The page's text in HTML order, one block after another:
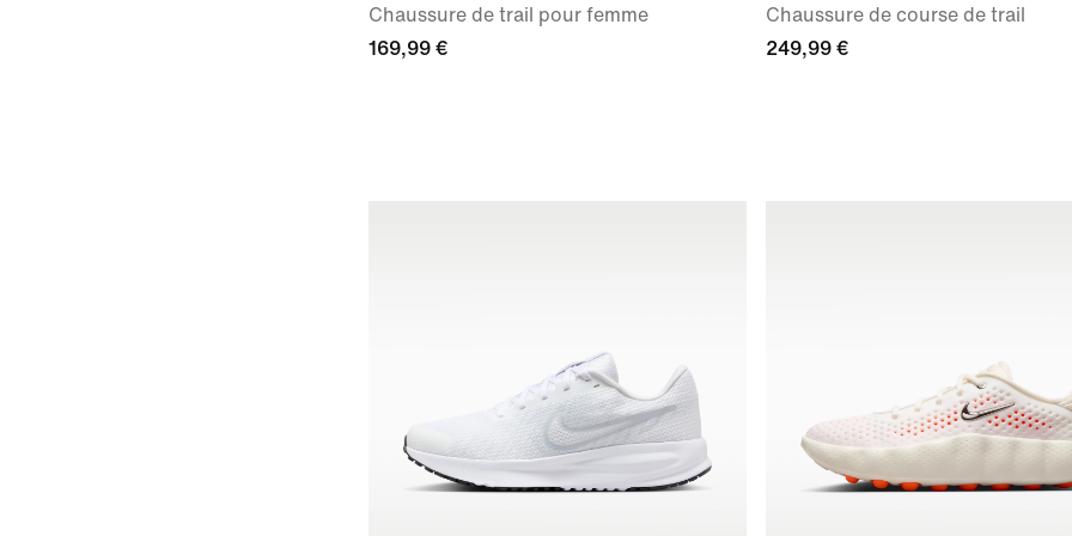
Chaussure de trail pour femme
169,99 €
Chaussure de course de trail
249,99 €